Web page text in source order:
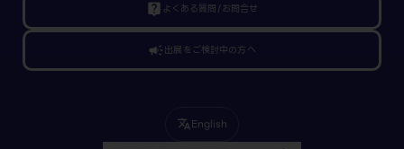
live_help よくある質問/お問合せ
campaign出展をご検討中の方へ
translateEnglish